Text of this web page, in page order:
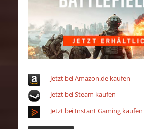
Jetzt bei Amazon.de kaufen
Jetzt bei Steam kaufen
Jetzt bei Instant Gaming kaufen